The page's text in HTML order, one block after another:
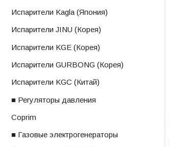
ㅤИспарители Kagla (Япония)
ㅤИспарители JINU (Корея)
ㅤИспарители KGE (Корея)
ㅤИспарители GURBONG (Корея)
ㅤИспарители KGС (Китай)
■ Регуляторы давления
ㅤCoprim
■ Газовые электрогенераторы